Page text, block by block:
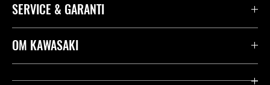
SERVICE & GARANTI
Kontakta oss
OM KAWASAKI
Företag